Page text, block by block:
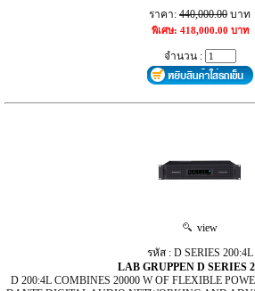
ราคา: 440,000.00 บาท
พิเศษ: 418,000.00 บาท
จำนวน :
view
รหัส : D SERIES 200:4L
LAB GRUPPEN D SERIES
D 200:4L COMBINES 20000 W OF FLEXIBLE